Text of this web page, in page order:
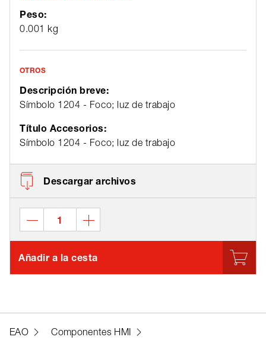
Peso:
0.001 kg
OTROS
Descripción breve:
Símbolo 1204 - Foco; luz de trabajo
Título Accesorios:
Símbolo 1204 - Foco; luz de trabajo
Descargar archivos
Añadir a la cesta
EAO
Componentes HMI